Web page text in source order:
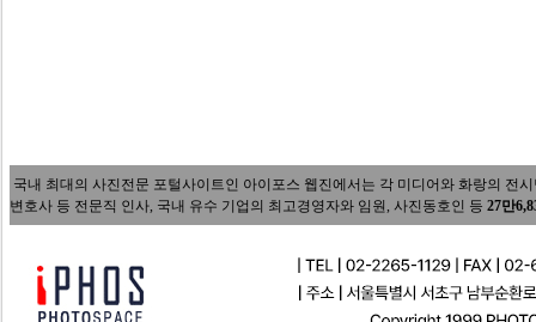
국내 최대의 사진전문 포털사이트인 아이포스 웹진에서는 각 미디어와 화랑의 전
변호사 등 전문직 인사, 국내 유수 기업의 최고경영자와 임원, 사진동호인 등 27만